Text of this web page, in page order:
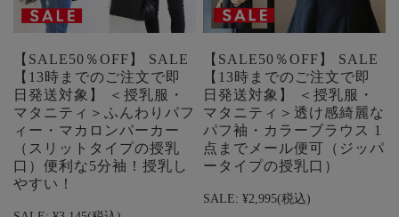
【SALE50％OFF】 SALE
【13時までのご注文で即
日発送対象】 ＜授乳服・
マタニティ＞ふんわりパフ
ィー・マカロンパーカー
（スリットタイプの授乳
口）便利な5分袖！授乳し
やすい！
【SALE50％OFF】 SALE
【13時までのご注文で即
日発送対象】 ＜授乳服・
マタニティ＞透け感綺麗な
パフ袖・カラーブラウス 1
点までメール便可（ジッパ
ータイプの授乳口）
SALE: ¥2,995(税込)